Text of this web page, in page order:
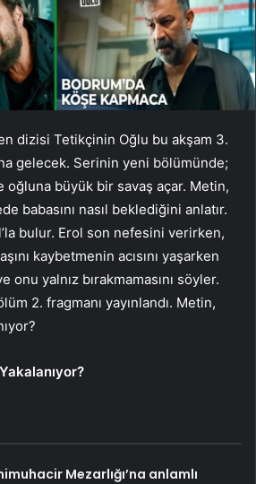
dizisi Tetikçinin Oğlu bu akşam 3.
gelecek. Serinin yeni bölümünde;
oğluna büyük bir savaş açar. Metin,
babasını nasıl beklediğini anlatır.
bulur. Erol son nefesini verirken,
kaybetmenin acısını yaşarken
onu yalnız bırakmamasını söyler.
2. fragmanı yayınlandı. Metin,
Mezarlığı’na anlamlı